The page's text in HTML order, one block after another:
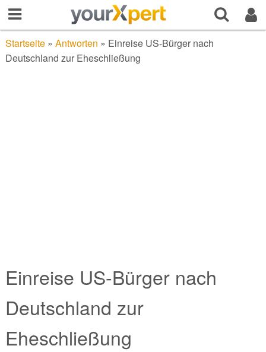
Startseite» Antworten » Einreise US-Bürger nach
Deutschland zur Eheschließung
Einreise US-Bürger nach
Deutschland zur
Eheschließung